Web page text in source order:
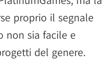
proprio il segnale
non sia facile e
del genere.